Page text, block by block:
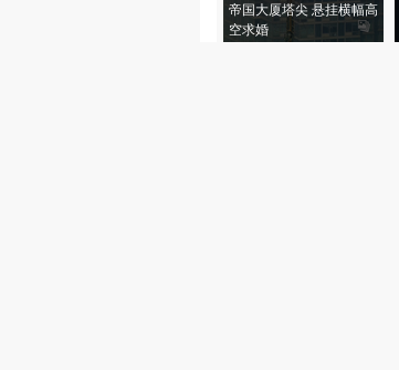
帝国大厦塔尖 悬挂横幅高
空求婚